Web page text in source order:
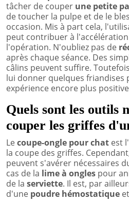
tâcher de couper une petite
de toucher la pulpe et de le
occasion. Mis à part cela,
peut contribuer à
l'opération. N'oubliez pas de
après chaque séance. Des
câlins peuvent suffire.
lui donner quelques friandises
expérience encore plus
Quels sont les outils
couper les griffes
Lecoupe-ongle pour chat est
la coupe des griffes.
peuvent s'avérer nécessaires
cas de la lime à ongles pour
de la serviette. Il est, par
d'une poudre hémostatique